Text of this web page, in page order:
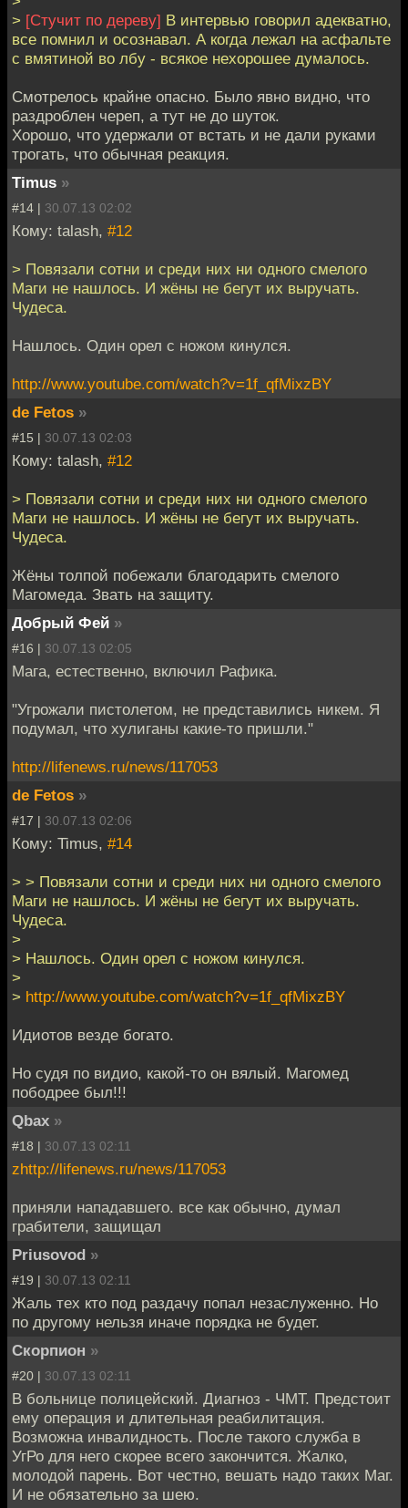
> [Стучит по дереву] В интервью говорил адекватно,
все помнил и осознавал. А когда лежал на асфальте
с вмятиной во лбу - всякое нехорошее думалось.
Смотрелось крайне опасно. Было явно видно, что
раздроблен череп, а тут не до шуток.
Хорошо, что удержали от встать и не дали руками
трогать, что обычная реакция.
Timus »
#14 | 30.07.13 02:02
Кому: talash, #12
> Повязали сотни и среди них ни одного смелого
Маги не нашлось. И жёны не бегут их выручать.
Чудеса.
Нашлось. Один орел с ножом кинулся.
http://www.youtube.com/watch?v=1f_qfMixzBY
de Fetos »
#15 | 30.07.13 02:03
Кому: talash, #12
> Повязали сотни и среди них ни одного смелого
Маги не нашлось. И жёны не бегут их выручать.
Чудеса.
Жёны толпой побежали благодарить смелого
Магомеда. Звать на защиту.
Добрый Фей »
#16 | 30.07.13 02:05
Мага, естественно, включил Рафика.
"Угрожали пистолетом, не представились никем. Я
подумал, что хулиганы какие-то пришли."
http://lifenews.ru/news/117053
de Fetos »
#17 | 30.07.13 02:06
Кому: Timus, #14
> > Повязали сотни и среди них ни одного смелого
Маги не нашлось. И жёны не бегут их выручать.
Чудеса.
>
> Нашлось. Один орел с ножом кинулся.
>
> http://www.youtube.com/watch?v=1f_qfMixzBY
Идиотов везде богато.
Но судя по видио, какой-то он вялый. Магомед
пободрее был!!!
Qbax »
#18 | 30.07.13 02:11
zhttp://lifenews.ru/news/117053
приняли нападавшего. все как обычно, думал
грабители, защищал
Priusovod »
#19 | 30.07.13 02:11
Жаль тех кто под раздачу попал незаслуженно. Но
по другому нельзя иначе порядка не будет.
Скорпион »
#20 | 30.07.13 02:11
В больнице полицейский. Диагноз - ЧМТ. Предстоит
ему операция и длительная реабилитация.
Возможна инвалидность. После такого служба в
УгРо для него скорее всего закончится. Жалко,
молодой парень. Вот честно, вешать надо таких Маг.
И не обязательно за шею.